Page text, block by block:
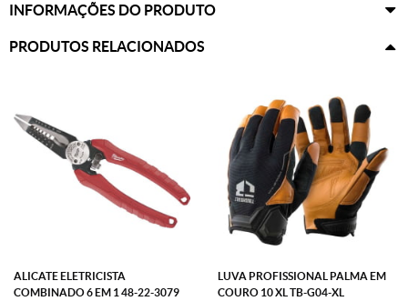
INFORMAÇÕES DO PRODUTO
PRODUTOS RELACIONADOS
ALICATE ELETRICISTA
COMBINADO 6 EM 1 48-22-3079
LUVA PROFISSIONAL PALMA EM
COURO 10 XL TB-G04-XL